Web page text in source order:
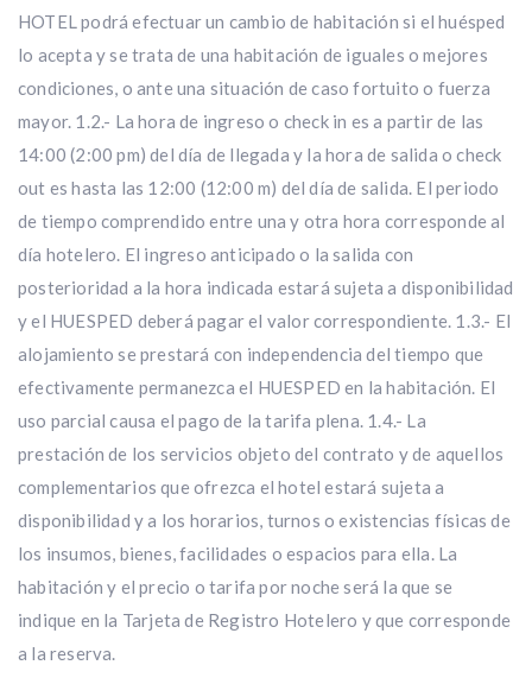
HOTEL podrá efectuar un cambio de habitación si el huésped
lo acepta y se trata de una habitación de iguales o mejores
condiciones, o ante una situación de caso fortuito o fuerza
mayor. 1.2.- La hora de ingreso o check in es a partir de las
14:00 (2:00 pm) del día de llegada y la hora de salida o check
out es hasta las 12:00 (12:00 m) del día de salida. El periodo
de tiempo comprendido entre una y otra hora corresponde al
día hotelero. El ingreso anticipado o la salida con
posterioridad a la hora indicada estará sujeta a disponibilidad
y el HUESPED deberá pagar el valor correspondiente. 1.3.- El
alojamiento se prestará con independencia del tiempo que
efectivamente permanezca el HUESPED en la habitación. El
uso parcial causa el pago de la tarifa plena. 1.4.- La
prestación de los servicios objeto del contrato y de aquellos
complementarios que ofrezca el hotel estará sujeta a
disponibilidad y a los horarios, turnos o existencias físicas de
los insumos, bienes, facilidades o espacios para ella. La
habitación y el precio o tarifa por noche será la que se
indique en la Tarjeta de Registro Hotelero y que corresponde
a la reserva.